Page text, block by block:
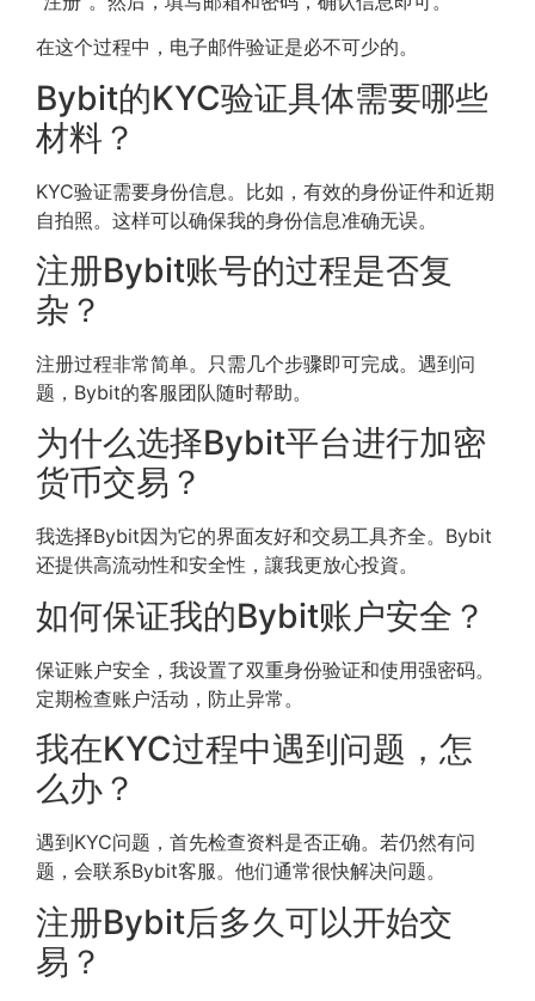
在这个过程中，电子邮件验证是必不可少的。
Bybit的KYC验证具体需要哪些
材料？
KYC验证需要身份信息。比如，有效的身份证件和近期
自拍照。这样可以确保我的身份信息准确无误。
注册Bybit账号的过程是否复
杂？
注册过程非常简单。只需几个步骤即可完成。遇到问
题，Bybit的客服团队随时帮助。
为什么选择Bybit平台进行加密
货币交易？
我选择Bybit因为它的界面友好和交易工具齐全。Bybit
还提供高流动性和安全性，讓我更放心投資。
如何保证我的Bybit账户安全？
保证账户安全，我设置了双重身份验证和使用强密码。
定期检查账户活动，防止异常。
我在KYC过程中遇到问题，怎
么办？
遇到KYC问题，首先检查资料是否正确。若仍然有问
题，会联系Bybit客服。他们通常很快解决问题。
注册Bybit后多久可以开始交
易？